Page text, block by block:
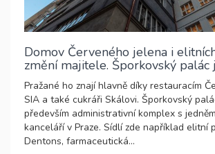
Domov Červeného jelena i
změní majitele. Šporkovský
Pražané ho znají hlavně díky restauracím
SIA a také cukráři Skálovi. Šporkovský
především administrativní komplex s
kanceláří v Praze. Sídlí zde například elitní
Dentons, farmaceutická...